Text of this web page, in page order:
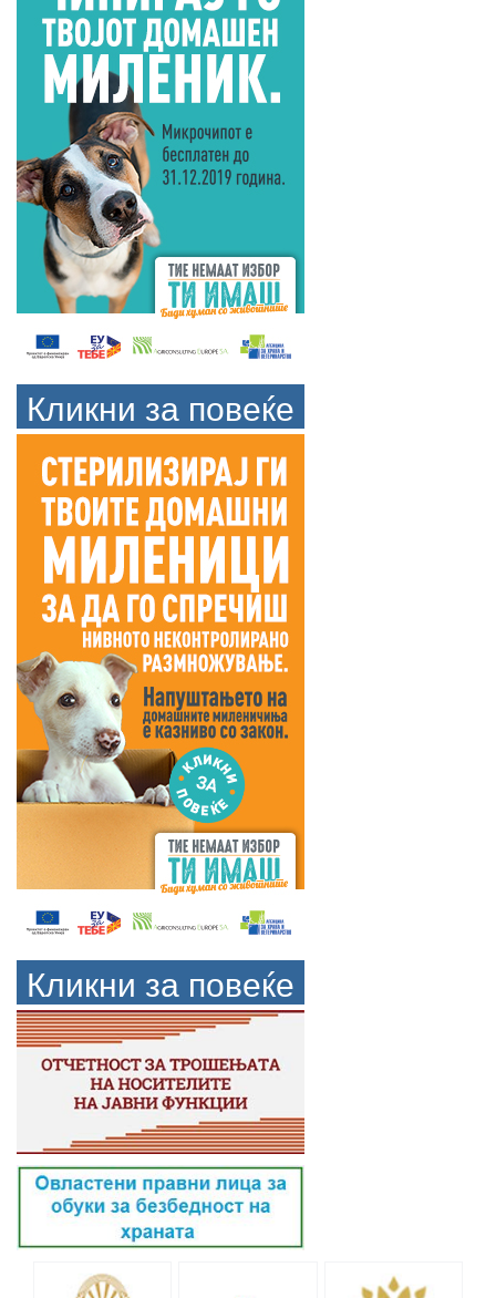
Кликни за повеќе
Кликни за повеќе